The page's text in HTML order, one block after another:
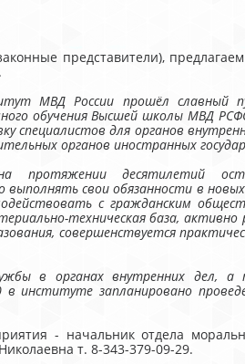
представители),
МВД России прошёл славный
обучения Высшей школы МВД
специалистов для органов
органов иностранных
протяжении десятилетий
свои обязанности в
с гражданским
техническая база,
совершенствуется
в органах внутренних дел, а
институте запланировано
- начальник отдела
т. 8-343-379-09-29.